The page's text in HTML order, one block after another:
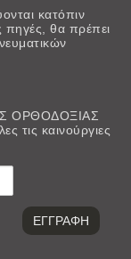
κατόπιν
πηγές, θα πρέπει
ΟΡΘΟΔΟΞΙΑΣ
τις καινούργιες